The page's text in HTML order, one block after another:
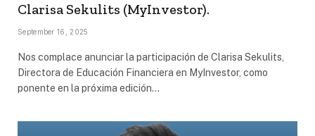
Clarisa Sekulits (MyInvestor).
September 16, 2025
Nos complace anunciar la participación de Clarisa Sekulits,
Directora de Educación Financiera en MyInvestor, como
ponente en la próxima edición…